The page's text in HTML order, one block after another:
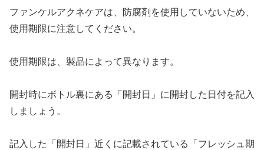
ファンケルアクネケアは、防腐剤を使用していないため、
使用期限に注意してください。
使用期限は、製品によって異なります。
開封時にボトル裏にある「開封日」に開封した日付を記入
しましょう。
記入した「開封日」近くに記載されている「フレッシュ期